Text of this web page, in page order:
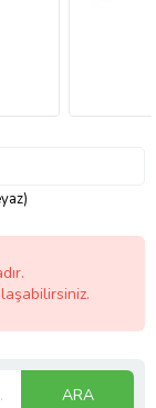
ARA